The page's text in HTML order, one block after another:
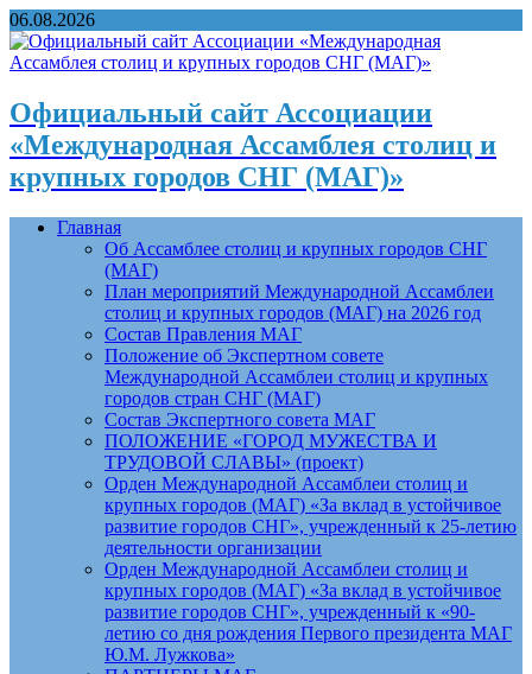
06.08.2026
Официальный сайт Ассоциации
«Международная Ассамблея столиц и
крупных городов СНГ (МАГ)»
Главная
Об Ассамблее столиц и крупных городов СНГ
(МАГ)
План мероприятий Международной Ассамблеи
столиц и крупных городов (МАГ) на 2026 год
Состав Правления МАГ
Положение об Экспертном совете
Международной Ассамблеи столиц и крупных
городов стран СНГ (МАГ)
Состав Экспертного совета МАГ
ПОЛОЖЕНИЕ «ГОРОД МУЖЕСТВА И
ТРУДОВОЙ СЛАВЫ» (проект)
Орден Международной Ассамблеи столиц и
крупных городов (МАГ) «За вклад в устойчивое
развитие городов СНГ», учрежденный к 25-летию
деятельности организации
Орден Международной Ассамблеи столиц и
крупных городов (МАГ) «За вклад в устойчивое
развитие городов СНГ», учрежденный к «90-
летию со дня рождения Первого президента МАГ
Ю.М. Лужкова»